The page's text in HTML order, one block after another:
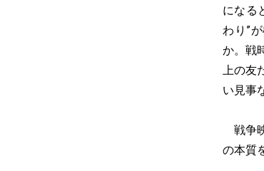
になる
わり”
か。戦
上の友
い見事
戦争
の本質